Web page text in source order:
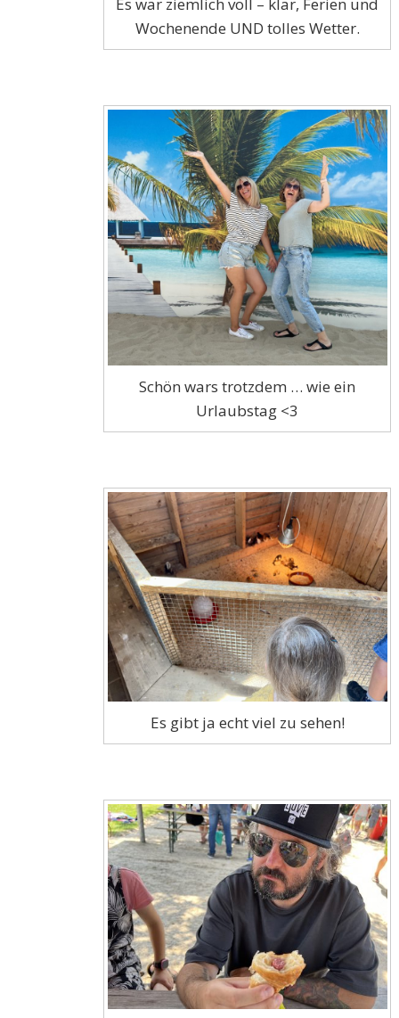
Wochenende UND tolles Wetter.
Schön wars trotzdem … wie ein
Urlaubstag <3
Es gibt ja echt viel zu sehen!